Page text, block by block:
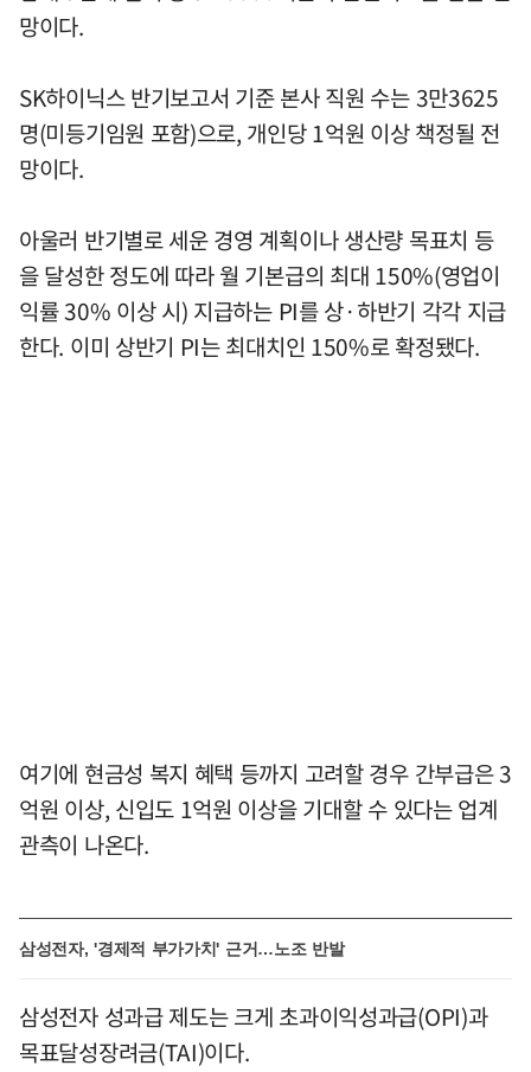
망이다.
SK하이닉스 반기보고서 기준 본사 직원 수는 3만3625
명(미등기임원 포함)으로, 개인당 1억원 이상 책정될 전
망이다.
아울러 반기별로 세운 경영 계획이나 생산량 목표치 등
을 달성한 정도에 따라 월 기본급의 최대 150%(영업이
익률 30% 이상 시) 지급하는 PI를 상·하반기 각각 지급
한다. 이미 상반기 PI는 최대치인 150%로 확정됐다.
여기에 현금성 복지 혜택 등까지 고려할 경우 간부급은 3
억원 이상, 신입도 1억원 이상을 기대할 수 있다는 업계
관측이 나온다.
삼성전자, '경제적 부가가치' 근거…노조 반발
삼성전자 성과급 제도는 크게 초과이익성과급(OPI)과
목표달성장려금(TAI)이다.